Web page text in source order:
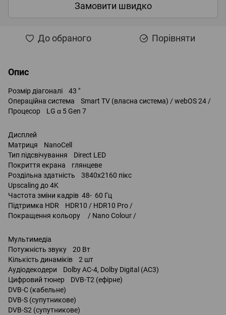
Замовити швидко
До обраного Порівняти
Опис
Розмір діагоналі 43 "
Операційна система Smart TV (власна система) / webOS 24 /
Процесор LG α 5 Gen 7
Дисплей
Матриця NanoCell
Тип підсвічування Direct LED
Покриття екрана глянцеве
Роздільна здатність 3840x2160 пікс
Upscaling до 4K
Частота зміни кадрів 48- 60 Гц
Підтримка HDR HDR10 / HDR10 Pro /
Покращення кольору / Nano Colour /
Мультимедіа
Потужність звуку 20 Вт
Кількість динаміків 2 шт
Аудіодекодери Dolby AC-4, Dolby Digital (AC3)
Цифровий тюнер DVB-T2 (ефірне)
DVB-C (кабельне)
DVB-S (супутникове)
DVB-S2 (супутникове)